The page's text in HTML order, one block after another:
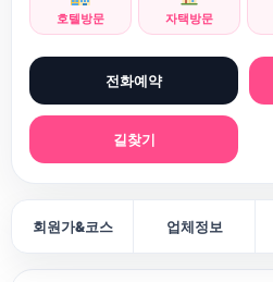
호텔방문 자택방문
전화예약
길찾기
회원가&코스 업체정보